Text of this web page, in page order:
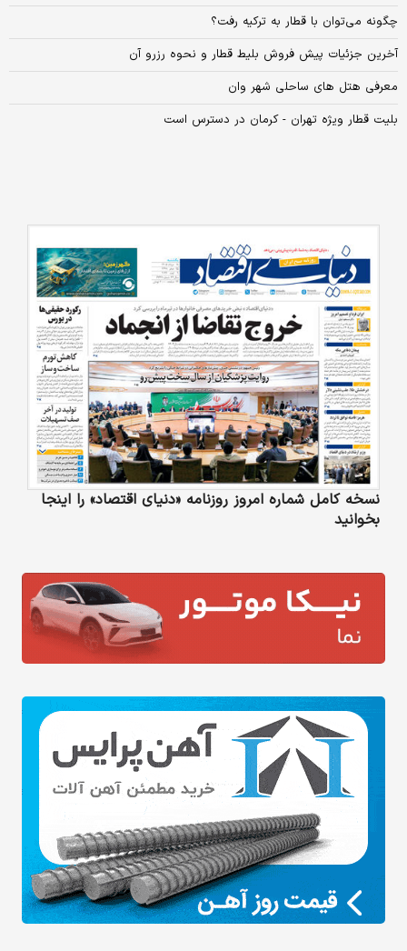
چگونه می‌توان با قطار به ترکیه رفت؟
آخرین جزئیات پیش فروش بلیط قطار و نحوه رزرو آن
معرفی هتل های ساحلی شهر وان
بلیت قطار ویژه تهران - کرمان در دسترس است
نسخه کامل شماره امروز روزنامه «دنیای‌ اقتصاد» را اینجا
بخوانید